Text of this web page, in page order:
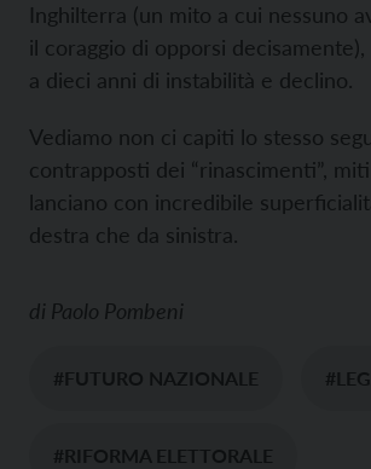
Inghilterra (un mito a cui nessuno
il coraggio di opporsi
a dieci anni di instabilità e declino.
Vediamo non ci capiti lo stesso
contrapposti dei “rinascimenti”,
lanciano con incredibile
destra che da sinistra.
di Paolo Pombeni
#FUTURO NAZIONALE
#RIFORMA ELETTORALE